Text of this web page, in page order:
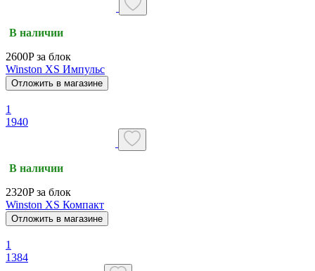
В наличии
2600P за блок
Winston XS Импульс
Отложить в магазине
1
1940
В наличии
2320P за блок
Winston XS Компакт
Отложить в магазине
1
1384